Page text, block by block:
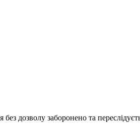
дозволу заборонено та